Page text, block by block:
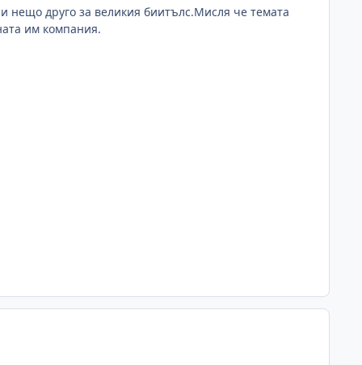
нещо друго за великия биитълс.Мисля че темата
им компания.